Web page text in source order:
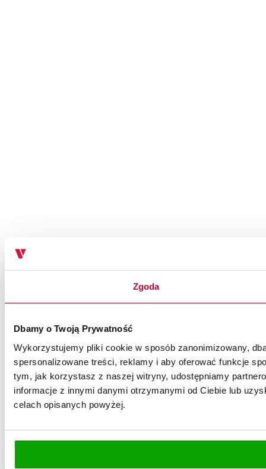
Zgoda
Dbamy o Twoją Prywatność
Wykorzystujemy pliki cookie w sposób zanonimizowany,
spersonalizowane treści, reklamy i aby oferować funkcje
tym, jak korzystasz z naszej witryny, udostępniamy
informacje z innymi danymi otrzymanymi od Ciebie lub
celach opisanych powyżej.